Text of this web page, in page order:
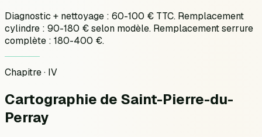
Diagnostic + nettoyage : 60-100 € TTC. Remplacement
cylindre : 90-180 € selon modèle. Remplacement serrure
complète : 180-400 €.
Chapitre · IV
Cartographie de Saint-Pierre-du-
Perray